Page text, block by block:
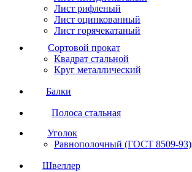
Лист рифленый
Лист оцинкованный
Лист горячекатаный
Сортовой прокат
Квадрат стальной
Круг металлический
Балки
Полоса стальная
Уголок
Равнополочный (ГОСТ 8509-93)
Швеллер